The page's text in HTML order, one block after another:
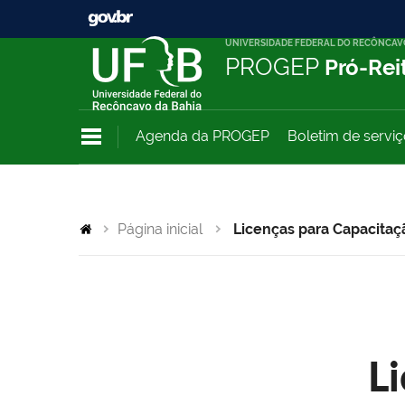
UNIVERSIDADE FEDERAL DO
PROGEP Pró-
Agenda da PROGEP Boletim de
Página inicial Licenças para